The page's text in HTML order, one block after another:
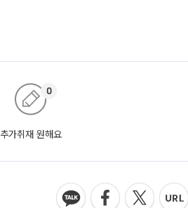
추가취재 원해요
0